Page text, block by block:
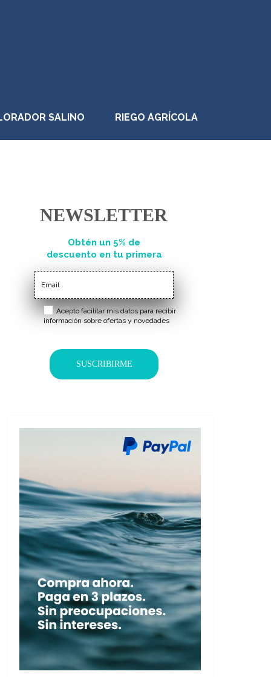
SALINO RIEGO AGRÍCOLA
Obtén un 5% de
descuento en tu primera
NEWSLETTER
SUSCRIBIRME
Acepto facilitar mis datos para recibir
información sobre ofertas y novedades